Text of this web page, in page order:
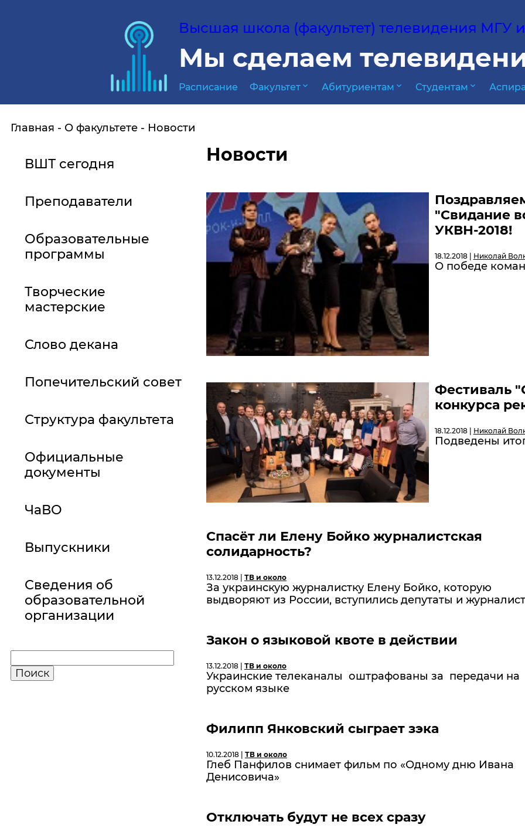
Высшая школа (факультет) телевидения МГУ
Мы сделаем
Расписание Факультет expand_more Абитуриентам expand_more Студентам expand_more
Главная О факультете Новости
ВШТ сегодня
Преподаватели
Образовательные
программы
Творческие
мастерские
Слово декана
Попечительский совет
Структура факультета
Официальные
документы
ЧаВО
Выпускники
Сведения об
образовательной
организации
Новости
"Свидание
УКВН-2018!
18.12.2018 | Николай
О победе
Фестиваль
конкурса
18.12.2018 | Николай
Подведены
Спасёт ли Елену Бойко журналистская
солидарность?
13.12.2018 | ТВ и около
За украинскую журналистку Елену Бойко, которую
выдворяют из России, вступились депутаты и
Закон о языковой квоте в действии
13.12.2018 | ТВ и около
Украинские телеканалы оштрафованы за передачи на
русском языке
Филипп Янковский сыграет зэка
10.12.2018 | ТВ и около
Глеб Панфилов снимает фильм по «Одному дню Ивана
Денисовича»
Отключать будут не всех сразу